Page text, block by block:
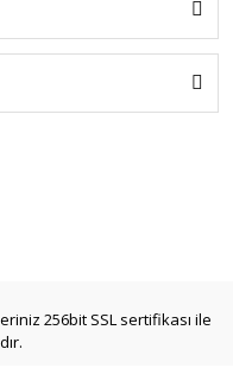
256bit SSL sertifikası ile